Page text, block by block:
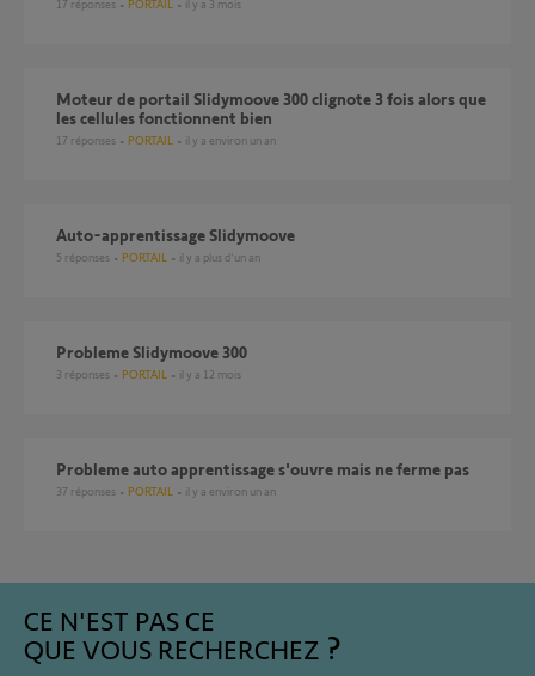
17 réponses PORTAIL il y a 3 mois
Moteur de portail Slidymoove 300 clignote 3 fois alors que
les cellules fonctionnent bien
17 réponses PORTAIL il y a environ un an
Auto-apprentissage Slidymoove
5 réponses PORTAIL il y a plus d'un an
Probleme Slidymoove 300
3 réponses PORTAIL il y a 12 mois
Probleme auto apprentissage s'ouvre mais ne ferme pas
37 réponses PORTAIL il y a environ un an
CE N'EST PAS CE
QUE VOUS RECHERCHEZ